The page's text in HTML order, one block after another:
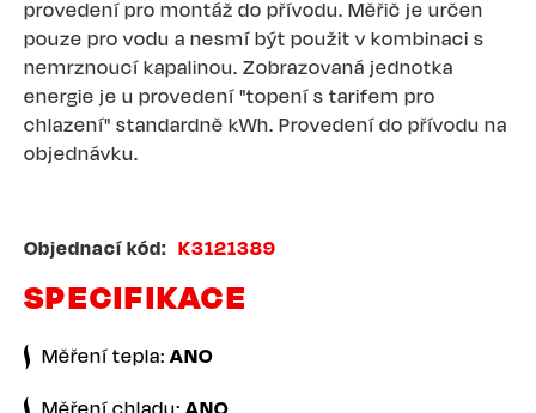
provedení pro montáž do přívodu. Měřič je určen
pouze pro vodu a nesmí být použit v kombinaci s
nemrznoucí kapalinou. Zobrazovaná jednotka
energie je u provedení "topení s tarifem pro
chlazení" standardně kWh. Provedení do přívodu na
objednávku.
Objednací kód K3121389
SPECIFIKACE
Měření tepla:ANO
Měření chladu:ANO